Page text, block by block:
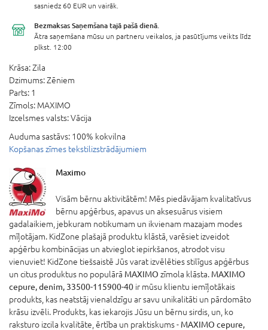
sasniedz 60 EUR un vairāk.
Bezmaksas Saņemšana tajā pašā dienā.
Ātra saņemšana mūsu un partneru veikalos, ja pasūtījums veikts līdz
plkst. 12:00
Krāsa:Zila
Dzimums:Zēniem
Parts: 1
Zīmols: MAXIMO
Izcelsmes valsts:Vācija
Auduma sastāvs: 100% kokvilna
Kopšanas zīmes tekstilizstrādājumiem
Maximo
Visām bērnu aktivitātēm! Mēs piedāvājam kvalitatīvus
bērnu apģērbus, apavus un aksesuārus visiem
gadalaikiem, jebkuram notikumam un ikvienam mazajam modes
mīļotājam. KidZone plašajā produktu klāstā, varēsiet izveidot
apģērbu kombinācijas un atvieglot iepirkšanos, atrodot visu
vienuviet! KidZone tiešsaistē Jūs varat izvēlēties stilīgus apģērbus
un citus produktus no populārā MAXIMO zīmola klāsta. MAXIMO
cepure, denim, 33500-115900-40 ir mūsu klientu iemīļotākais
produkts, kas neatstāj vienaldzīgu ar savu unikalitāti un pārdomāto
krāsu izvēli. Produkts, kas iekarojis Jūsu un bērnu sirdis, un, ko
raksturo izcila kvalitāte, ērtība un praktiskums - MAXIMO cepure,